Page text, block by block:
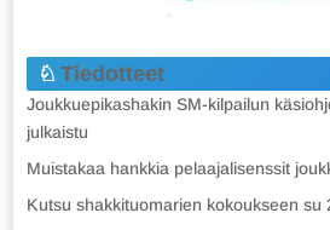
Tiedotteet
Joukkuepikashakin SM-kilpailun
julkaistu
Muistakaa hankkia pelaajalisenssit
Kutsu shakkituomarien kokoukseen su